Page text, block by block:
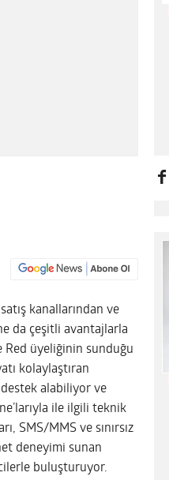
kanallarından ve
da çeşitli avantajlarla
Red üyeliğinin sunduğu
kolaylaştıran
alabiliyor ve
ile ilgili teknik
SMS/MMS ve sınırsız
deneyimi sunan
buluşturuyor.